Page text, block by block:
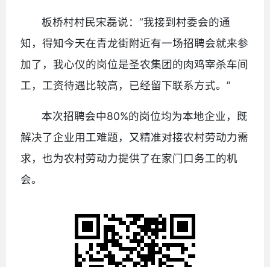
板桥村村民宋磊说：“我接到村委会的通
知，得知今天在青龙街附近有一场招聘会就来参
加了，我心仪的岗位是圣农集团的肉鸡宰杀车间
工，工资待遇比较高，已经留下联系方式。”
本次招聘会中80%的岗位均为本地企业，既
解决了企业用工难题，又精准对接农村劳动力需
求，也为农村劳动力提供了在家门口务工的机
会。